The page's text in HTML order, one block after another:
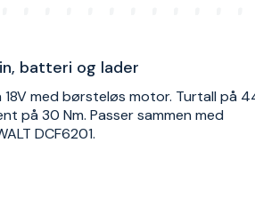
batteri og lader
18V med børsteløs motor. Turtall på
på 30 Nm. Passer sammen med
DCF6201.